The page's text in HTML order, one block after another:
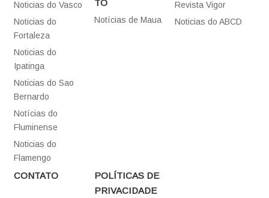
Noticias do Vasco
Noticias do
Fortaleza
Noticias do
Ipatinga
Noticias do Sao
Bernardo
Notícias do
Fluminense
Noticias do
Flamengo
TO
Notícias de Maua
Revista Vigor
Noticias do ABCD
CONTATO
POLÍTICAS DE
PRIVACIDADE